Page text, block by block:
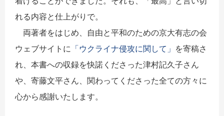
れる内容と仕上がりで。
両著者をはじめ、自由と平和のための京大有志の会
ウェブサイトに 「ウクライナ侵攻に関して」 を寄稿さ
れ、本書への収録を快諾くださった津村記久子さん
や、寄藤文平さん、関わってくださった全ての方々に
心から感謝いたします。